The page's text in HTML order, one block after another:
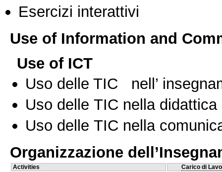
Esercizi interattivi
Use of Information and
Use of ICT
Uso delle TIC nell’
Uso delle TIC nella
Uso delle TIC nella
Organizzazione
Activities
Carico di